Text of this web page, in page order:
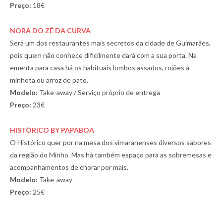
Preço: 18€
NORA DO ZÉ DA CURVA
Será um dos restaurantes mais secretos da cidade de Guimarães,
pois quem não conhece dificilmente dará com a sua porta. Na
ementa para casa há os habituais lombos assados, rojões à
minhota ou arroz de pato.
Modelo: Take-away / Serviço próprio de entrega
Preço: 23€
HISTÓRICO BY PAPABOA
O Histórico quer por na mesa dos vimaranenses diversos sabores
da região do Minho. Mas há também espaço para as sobremesas e
acompanhamentos de chorar por mais.
Modelo: Take-away
Preço: 25€